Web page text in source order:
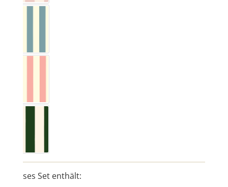
Dieses Set enthält: